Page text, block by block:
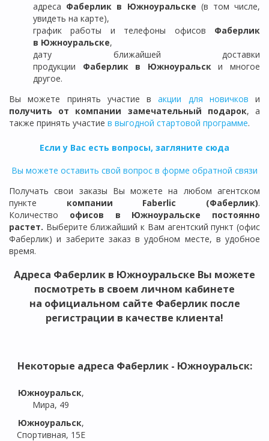
адреса Фаберлик в Южноуральске (в том числе,
увидеть на карте),
график работы и телефоны офисов Фаберлик
в Южноуральске,
дату ближайшей доставки
продукции Фаберлик в Южноуральски многое
другое.
Вы можете принять участие вакции для новичков и
получить от компании замечательный подарок, а
также принять участие в выгодной стартовой программе.
Если у Вас есть вопросы, загляните сюда
Вы можете оставить свой вопрос в форме обратной связи
Получать свои заказы Вы можете на любом агентском
пункте компании Faberlic (Фаберлик).
Количество офисов в Южноуральске постоянно
растет. Выберите ближайший к Вам агентский пункт (офис
Фаберлик) и заберите заказ в удобном месте, в удобное
время.
Адреса Фаберлик в Южноуральске Вы можете
посмотреть в своем личном кабинете
на официальном сайте Фаберлик после
регистрации в качестве клиента!
Некоторые адреса Фаберлик - Южноуральск:
Южноуральск,
Мира, 49
Южноуральск,
Спортивная, 15Е